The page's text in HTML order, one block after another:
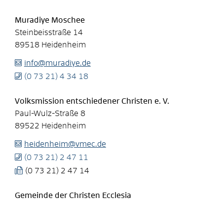
Muradiye Moschee
Steinbeisstraße 14
89518 Heidenheim
info@muradiye.de
(0 73 21) 4 34 18
Volksmission entschiedener Christen e. V.
Paul-Wulz-Straße 8
89522 Heidenheim
heidenheim@vmec.de
(0 73 21) 2 47 11
(0 73 21) 2 47 14
Gemeinde der Christen Ecclesia